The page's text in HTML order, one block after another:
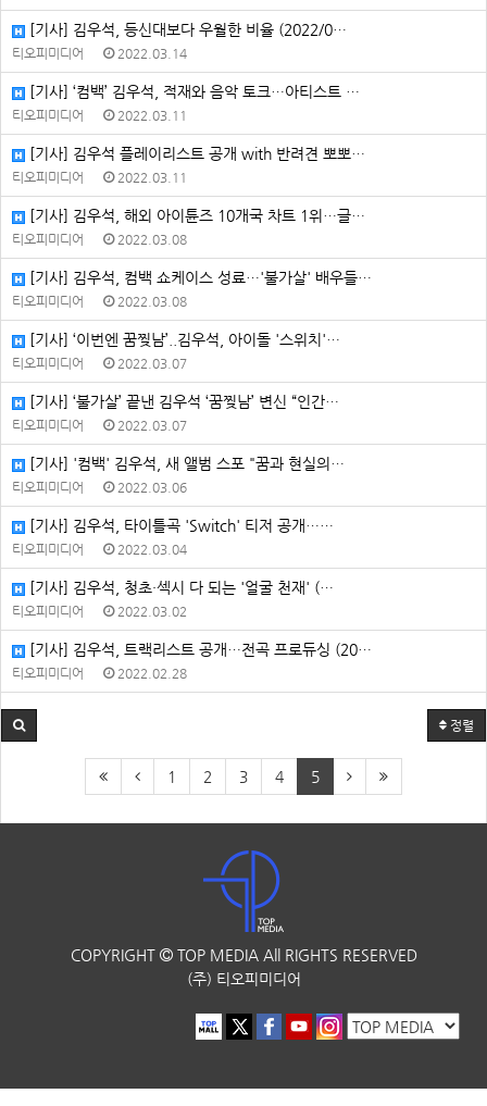
[기사] 김우석, 등신대보다 우월한 비율 (2022/0…
티오피미디어 2022.03.14
[기사] ‘컴백’ 김우석, 적재와 음악 토크…아티스트 …
티오피미디어 2022.03.11
[기사] 김우석 플레이리스트 공개 with 반려견 뽀뽀…
티오피미디어 2022.03.11
[기사] 김우석, 해외 아이튠즈 10개국 차트 1위…글…
티오피미디어 2022.03.08
[기사] 김우석, 컴백 쇼케이스 성료…'불가살' 배우들…
티오피미디어 2022.03.08
[기사] ‘이번엔 꿈찢남’..김우석, 아이돌 '스위치'…
티오피미디어 2022.03.07
[기사] ‘불가살’ 끝낸 김우석 ‘꿈찢남’ 변신 “인간…
티오피미디어 2022.03.07
[기사] '컴백' 김우석, 새 앨범 스포 "꿈과 현실의…
티오피미디어 2022.03.06
[기사] 김우석, 타이틀곡 'Switch' 티저 공개……
티오피미디어 2022.03.04
[기사] 김우석, 청초·섹시 다 되는 '얼굴 천재' (…
티오피미디어 2022.03.02
[기사] 김우석, 트랙리스트 공개…전곡 프로듀싱 (20…
티오피미디어 2022.02.28
정렬
1 2 3 4 5
COPYRIGHT TOP MEDIA All RIGHTS RESERVED
(주) 티오피미디어